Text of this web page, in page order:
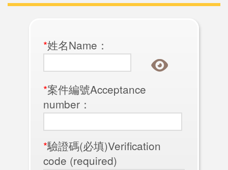
*姓名Name：
*案件編號Acceptance
number：
*驗證碼(必填)Verification
code (required)